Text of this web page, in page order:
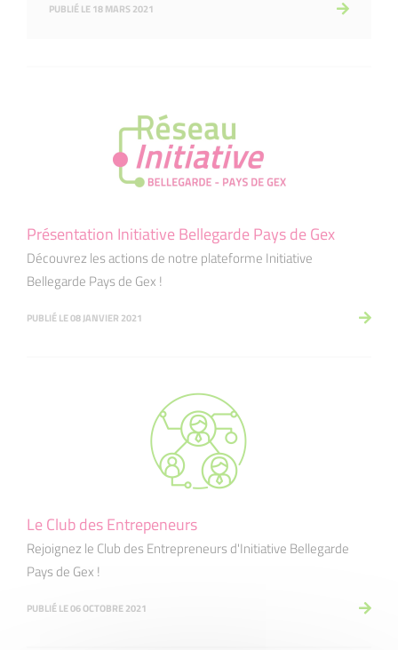
PUBLIÉ LE 18 MARS 2021
Présentation Initiative Bellegarde Pays de Gex
Découvrez les actions de notre plateforme Initiative
Bellegarde Pays de Gex !
PUBLIÉ LE 08 JANVIER 2021
Le Club des Entrepeneurs
Rejoignez le Club des Entrepreneurs d'Initiative Bellegarde
Pays de Gex !
PUBLIÉ LE 06 OCTOBRE 2021